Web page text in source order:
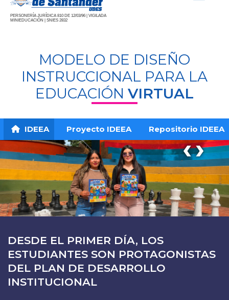
PERSONERÍA JURÍDICA 810 DE 12/03/96 | VIGILADA
MINIEDUCACIÓN | SNIES 2832
MODELO DE DISEÑO
INSTRUCCIONAL PARA LA
EDUCACIÓN VIRTUAL
IDEEA Proyecto IDEEA Repositorio IDEEA
DESDE EL PRIMER DÍA, LOS
ESTUDIANTES SON PROTAGONISTAS
DEL PLAN DE DESARROLLO
INSTITUCIONAL
¿BUSCA EMPLEO? LA UDES RENUEVA
SU AUTORIZACIÓN PARA CONECTAR
ESTUDIANTES, GRADUADOS Y
EMPRESAS A...
CONVOCATORIA MOVILIDAD
ACADÉMICA ESTUDIANTES UDES A-
2027
REVISTAS CUIDARTE,
INNOVACIENCIA Y AIBI FUERON
CATEGORIZADAS EN CONVOCATORIA
PUBLINDEX 2026
BANCO DE HOJAS DE VIDA PARA EL
DOCTORADO EN CIENCIAS
ADMINISTRATIVAS
›
‹